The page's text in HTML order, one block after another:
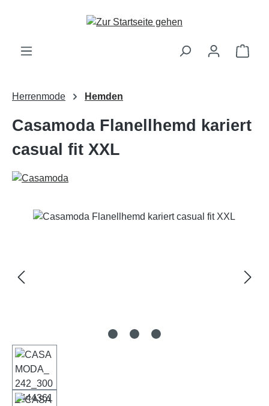
Zum Hauptinhalt springen
Herrenmode Hemden
Casamoda Flanellhemd kariert
casual fit XXL
Bildergalerie überspringen